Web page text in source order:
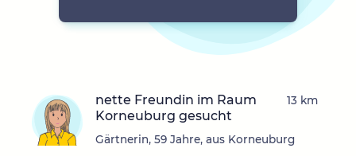
nette Freundin im Raum
Korneuburg gesucht
Gärtnerin, 59 Jahre, aus Korneuburg
13 km